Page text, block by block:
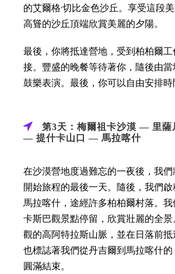
的艾爾格·切比金色沙丘。享受這段
高聳的沙丘頂端欣賞美麗的夕陽。
最後，你將抵達營地，受到柏柏爾
接。豐盛的晚餐等待著你，隨後由
鼓樂表演。最後，你可以自由安排時
第3天：梅爾祖卡沙漠 — 里
— 提什卡山口 — 馬拉喀什
在沙漠營地度過難忘的一夜後，我
開始旅程的最後一天。隨後，我們
馬拉喀什，途經許多柏柏爾村落。
卡斯巴觀景點停留，欣賞壯麗的全
觀的高阿特拉斯山脈，並在日落前
也標誌著我們從丹吉爾到馬拉喀什
圓滿結束。